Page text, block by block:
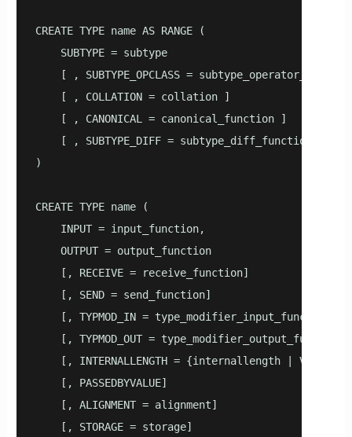
CREATE TYPE name AS RANGE (
    SUBTYPE = subtype
    [ , SUBTYPE_OPCLASS = subtype_operator_class ]
    [ , COLLATION = collation ]
    [ , CANONICAL = canonical_function ]
    [ , SUBTYPE_DIFF = subtype_diff_function ]
)
CREATE TYPE name (
    INPUT = input_function,
    OUTPUT = output_function
    [, RECEIVE = receive_function]
    [, SEND = send_function]
    [, TYPMOD_IN = type_modifier_input_function ]
[, TYPMOD_OUT = type_modifier_output_function
[, INTERNALLENGTH = {internallength |
    [, PASSEDBYVALUE]
    [, ALIGNMENT = alignment]
    [, STORAGE = storage]